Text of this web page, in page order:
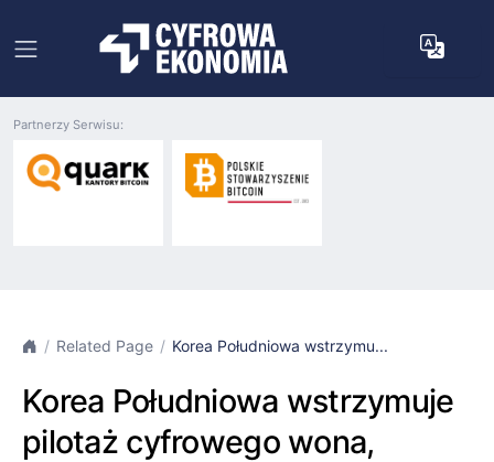
Partnerzy Serwisu:
Related Page Korea Południowa wstrzymu...
Korea Południowa wstrzymuje
pilotaż cyfrowego wona,